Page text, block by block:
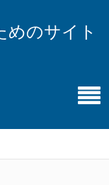
めのサイト